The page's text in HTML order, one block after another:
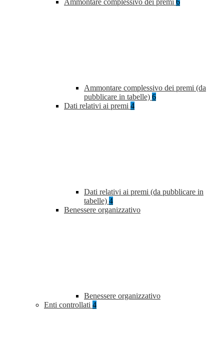
Ammontare complessivo dei premi 6
Ammontare complessivo dei premi (da
pubblicare in tabelle) 6
Dati relativi ai premi 4
Dati relativi ai premi (da pubblicare in
tabelle) 4
Benessere organizzativo
Benessere organizzativo
Enti controllati 4